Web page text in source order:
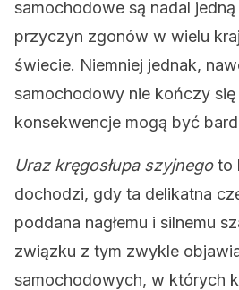
samochodowe są nadal jedną
przyczyn zgonów w wielu
świecie. Niemniej jednak,
samochodowy nie kończy
konsekwencje mogą być
Uraz kręgosłupa szyjnegoto
dochodzi, gdy ta delikatna
poddana nagłemu i silnemu
związku z tym zwykle
samochodowych, w których